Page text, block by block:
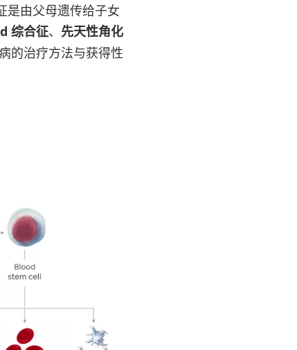
是由父母遗传给子女
综合征、 先天性角化
的治疗方法与获得性